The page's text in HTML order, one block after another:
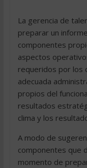
La gerencia de
preparar un
componentes
aspectos
requeridos por los
adecuada
propios del
resultados
clima y los
A modo de
componentes que
momento de